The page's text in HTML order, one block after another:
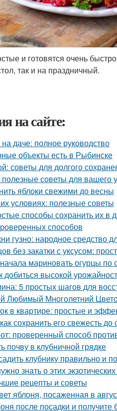
и готовятся очень
так и на праздничный.
на сайте:
даче: полное руководство
объекты есть в Рыбинске
советы для долгого
полезные советы для вашего
яблоки свежими до весны
условиях: полезные советы
способы сохранить их в
способов
гузно: народное средство
без закатки с уксусом:
мариновать огурцы по
высокой
5 простых шагов для
Любимый Многолетний
в квартире: простые и
сохранить его свежесть
проверенный способ
почву в клубничной грядке
клубнику правильно и
знать о этих
рецепты и советы
яблоня, посаженная в
после посадки и